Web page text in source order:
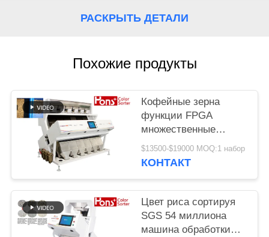
РАСКРЫТЬ ДЕТАЛИ
Похожие продукты
Кофейные зерна
функции FPGA
множественные
красят сортируя
машину
$13500-$19000 MOQ:1 набор
КОНТАКТ
Цвет риса сортируя
SGS 54 миллиона
машина обработки